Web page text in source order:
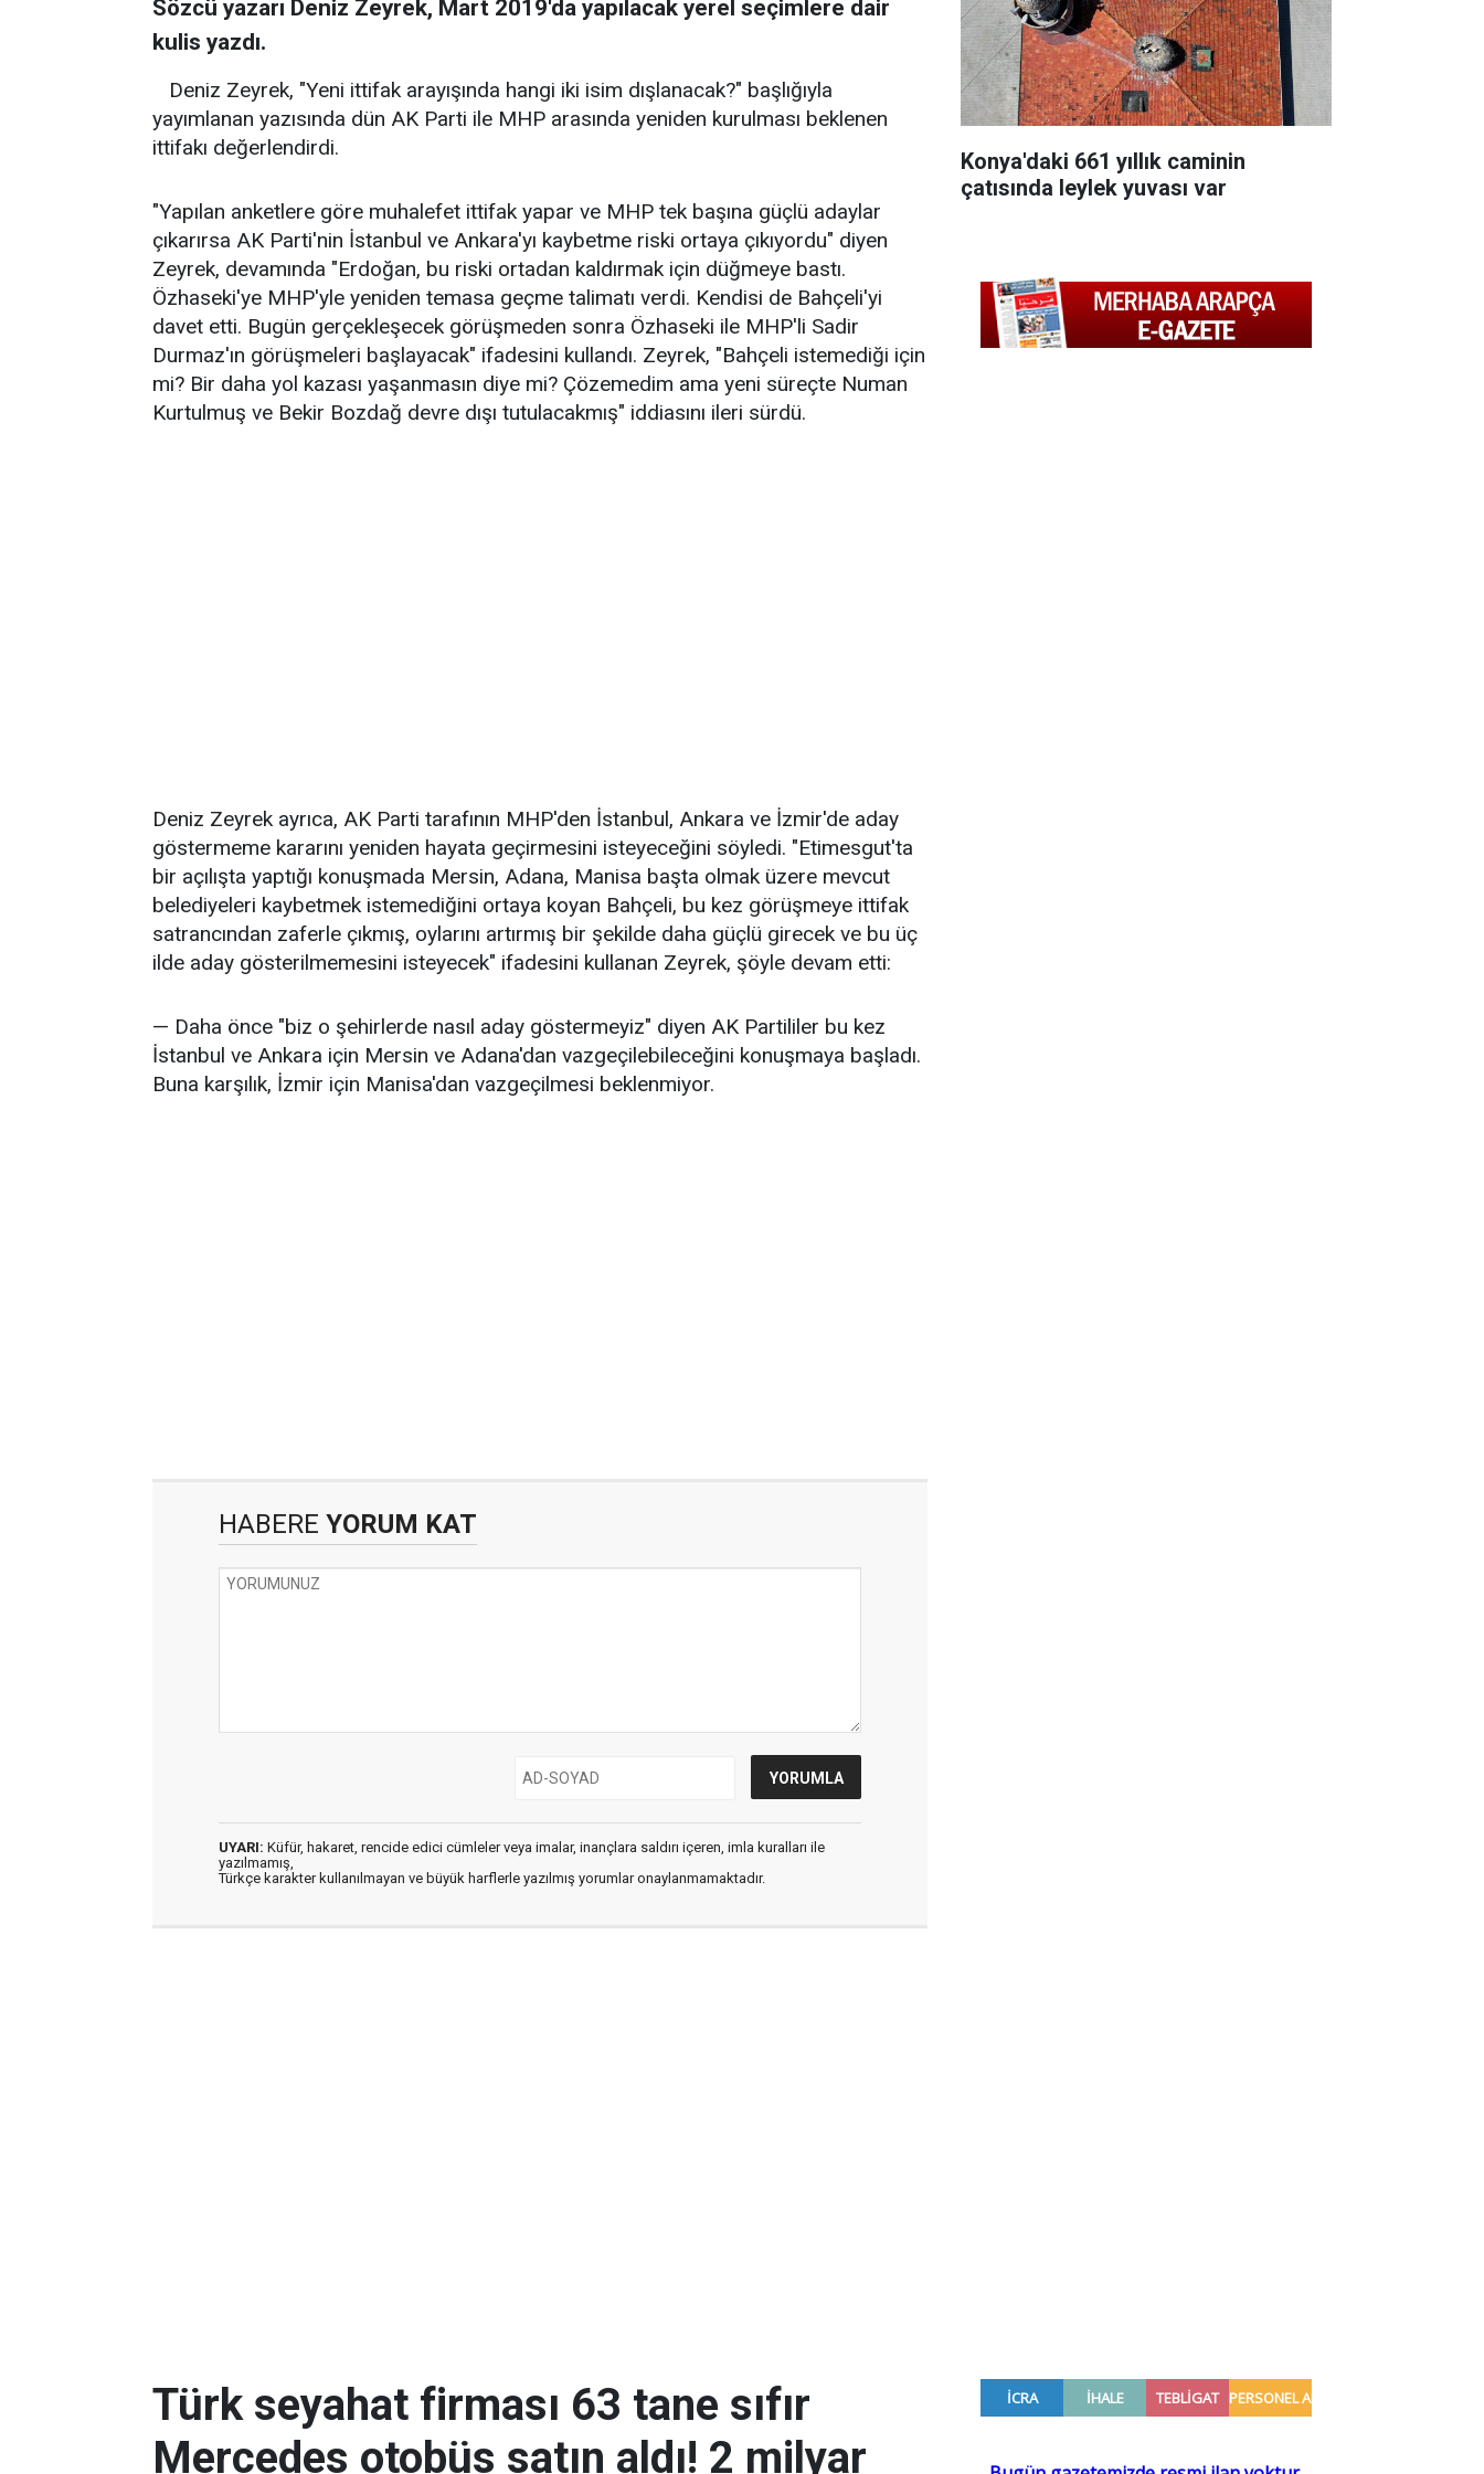
Sözcü yazarı Deniz Zeyrek, Mart 2019'da yapılacak yerel seçimlere dair
kulis yazdı.
Deniz Zeyrek, "Yeni ittifak arayışında hangi iki isim dışlanacak?" başlığıyla
yayımlanan yazısında dün AK Parti ile MHP arasında yeniden kurulması beklenen
ittifakı değerlendirdi.
"Yapılan anketlere göre muhalefet ittifak yapar ve MHP tek başına güçlü adaylar
çıkarırsa AK Parti'nin İstanbul ve Ankara'yı kaybetme riski ortaya çıkıyordu" diyen
Zeyrek, devamında "Erdoğan, bu riski ortadan kaldırmak için düğmeye bastı.
Özhaseki'ye MHP'yle yeniden temasa geçme talimatı verdi. Kendisi de Bahçeli'yi
davet etti. Bugün gerçekleşecek görüşmeden sonra Özhaseki ile MHP'li Sadir
Durmaz'ın görüşmeleri başlayacak" ifadesini kullandı. Zeyrek, "Bahçeli istemediği için
mi? Bir daha yol kazası yaşanmasın diye mi? Çözemedim ama yeni süreçte Numan
Kurtulmuş ve Bekir Bozdağ devre dışı tutulacakmış" iddiasını ileri sürdü.
Deniz Zeyrek ayrıca, AK Parti tarafının MHP'den İstanbul, Ankara ve İzmir'de aday
göstermeme kararını yeniden hayata geçirmesini isteyeceğini söyledi. "Etimesgut'ta
bir açılışta yaptığı konuşmada Mersin, Adana, Manisa başta olmak üzere mevcut
belediyeleri kaybetmek istemediğini ortaya koyan Bahçeli, bu kez görüşmeye ittifak
satrancından zaferle çıkmış, oylarını artırmış bir şekilde daha güçlü girecek ve bu üç
ilde aday gösterilmemesini isteyecek" ifadesini kullanan Zeyrek, şöyle devam etti:
— Daha önce "biz o şehirlerde nasıl aday göstermeyiz" diyen AK Partililer bu kez
İstanbul ve Ankara için Mersin ve Adana'dan vazgeçilebileceğini konuşmaya başladı.
Buna karşılık, İzmir için Manisa'dan vazgeçilmesi beklenmiyor.
HABERE YORUM KAT
UYARI: Küfür, hakaret, rencide edici cümleler veya imalar, inançlara saldırı içeren, imla kuralları ile
yazılmamış,
Türkçe karakter kullanılmayan ve büyük harflerle yazılmış yorumlar onaylanmamaktadır.
Konya'daki 661 yıllık caminin
çatısında leylek yuvası var
Türk seyahat firması 63 tane sıfır
Mercedes otobüs satın aldı! 2 milyar